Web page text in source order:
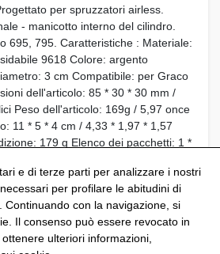
per spruzzatori airless.
- manicotto interno del cilindro.
695, 795. Caratteristiche : Materiale:
9618 Colore: argento
3 cm Compatibile: per Graco
dell'articolo: 85 * 30 * 30 mm /
Peso dell'articolo: 169g / 5,97 once
11 * 5 * 4 cm / 4,33 * 1,97 * 1,57
179 g Elenco dei pacchetti: 1 *
e di terze parti per analizzare i nostri
per profilare le abitudini di
Continuando con la navigazione, si
Il consenso può essere revocato in
ulteriori informazioni,